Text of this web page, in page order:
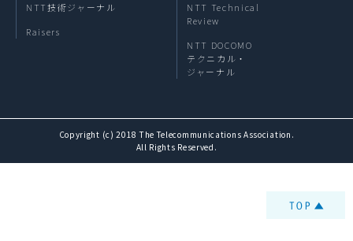
NTT技術ジャーナル
Raisers
NTT Technical
Review
NTT DOCOMO
テクニカル・
ジャーナル
Copyright (c) 2018 The Telecommunications Association.
All Rights Reserved.